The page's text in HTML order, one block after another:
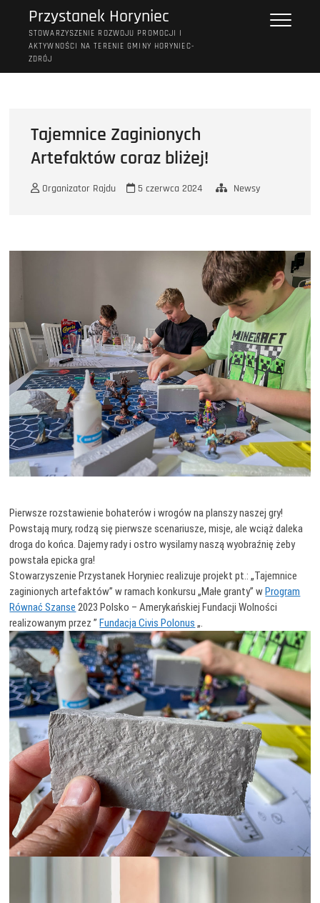
Przystanek Horyniec
STOWARZYSZENIE ROZWOJU PROMOCJI I
AKTYWNOŚCI NA TERENIE GMINY HORYNIEC-
ZDRÓJ
Tajemnice Zaginionych
Artefaktów coraz bliżej!
Organizator Rajdu 5 czerwca 2024 Newsy
Pierwsze rozstawienie bohaterów i wrogów na planszy naszej gry!
Powstają mury, rodzą się pierwsze scenariusze, misje, ale wciąż daleka
droga do końca. Dajemy rady i ostro wysilamy naszą wyobraźnię żeby
powstała epicka gra!
Stowarzyszenie Przystanek Horyniec realizuje projekt pt.: „Tajemnice
zaginionych artefaktów” w ramach konkursu „Małe granty” wProgram
Równać Szanse 2023 Polsko – Amerykańskiej Fundacji Wolności
realizowanym przez ”Fundacja Civis Polonus „.